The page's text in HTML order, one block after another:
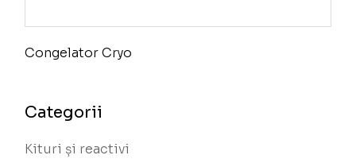
Congelator Cryo
Categorii
Kituri și reactivi